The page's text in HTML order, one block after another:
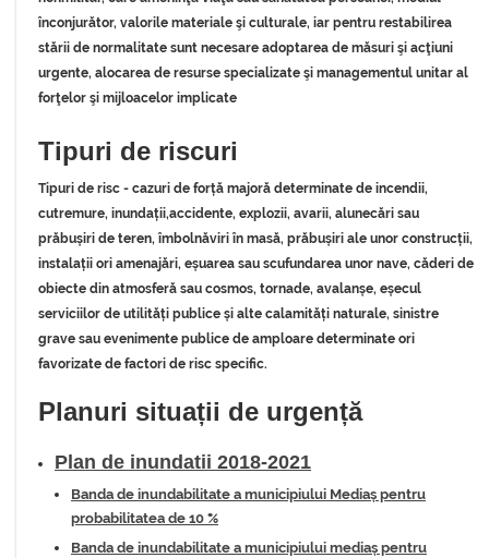
înconjurător, valorile materiale şi culturale, iar pentru restabilirea
stării de normalitate sunt necesare adoptarea de măsuri şi acţiuni
urgente, alocarea de resurse specializate şi managementul unitar al
forţelor şi mijloacelor implicate
Tipuri de riscuri
Tipuri de risc - cazuri de forță majoră determinate de incendii,
cutremure, inundații,accidente, explozii, avarii, alunecări sau
prăbușiri de teren, îmbolnăviri în masă, prăbușiri ale unor construcții,
instalații ori amenajări, eșuarea sau scufundarea unor nave, căderi de
obiecte din atmosferă sau cosmos, tornade, avalanșe, eșecul
serviciilor de utilități publice și alte calamități naturale, sinistre
grave sau evenimente publice de amploare determinate ori
favorizate de factori de risc specific.
Planuri situații de urgență
Plan de inundatii 2018-2021
Banda de inundabilitate a municipiului Mediaș pentru
probabilitatea de 10 %
Banda de inundabilitate a municipiului mediaș pentru